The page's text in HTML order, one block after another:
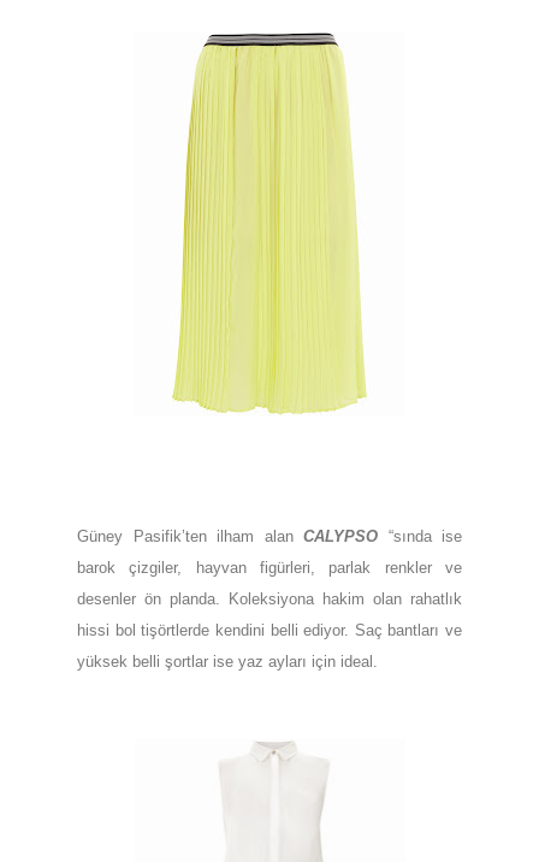
Güney Pasifik’ten ilham alan CALYPSO “sında ise
barok çizgiler, hayvan figürleri, parlak renkler ve
desenler ön planda. Koleksiyona hakim olan rahatlık
hissi bol tişörtlerde kendini belli ediyor. Saç bantları ve
yüksek belli şortlar ise yaz ayları için ideal.